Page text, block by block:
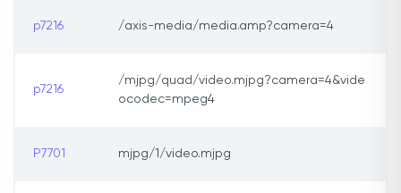
p7216 /axis-media/media.amp?camera=4
p7216
/mjpg/quad/video.mjpg?camera=4&vide
ocodec=mpeg4
P7701 mjpg/1/video.mjpg